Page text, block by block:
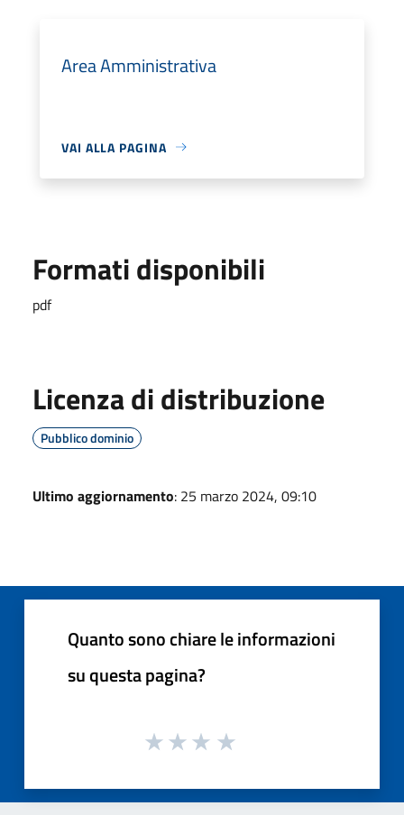
Area Amministrativa
VAI ALLA PAGINA
Formati disponibili
pdf
Licenza di distribuzione
Pubblico dominio
Ultimo aggiornamento: 25 marzo 2024, 09:10
Quanto sono chiare le informazioni
su questa pagina?